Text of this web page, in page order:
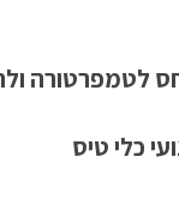
לטמפרטורה
כלי טיס